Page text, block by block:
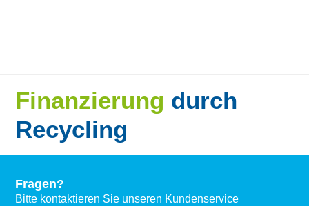
Finanzierung durch
Recycling
Fragen?
Bitte kontaktieren Sie unseren Kundenservice